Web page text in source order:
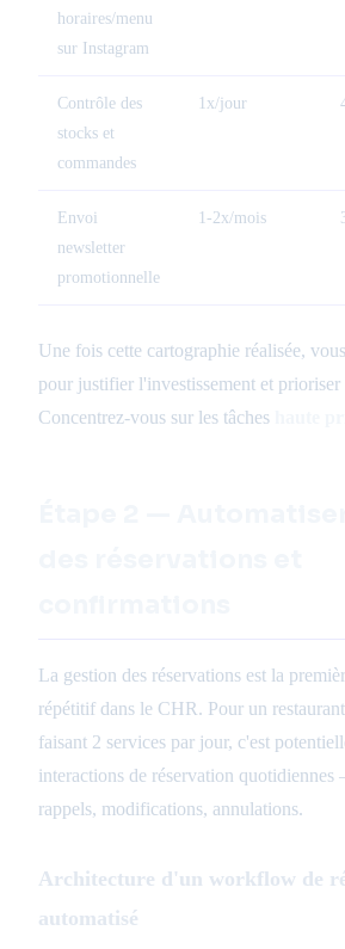
horaires/menu
sur Instagram
Contrôle des
stocks et
commandes
1x/jour
Envoi
newsletter
promotionnelle
1-2x/mois
Une fois cette cartographie réalisée,
pour justifier l'investissement et prioriser
Concentrez-vous sur les tâches
La gestion des réservations est la
répétitif dans le CHR. Pour un
faisant 2 services par jour, c'est
interactions de réservation
rappels, modifications, annulations.
Architecture d'un workflow de
automatisé